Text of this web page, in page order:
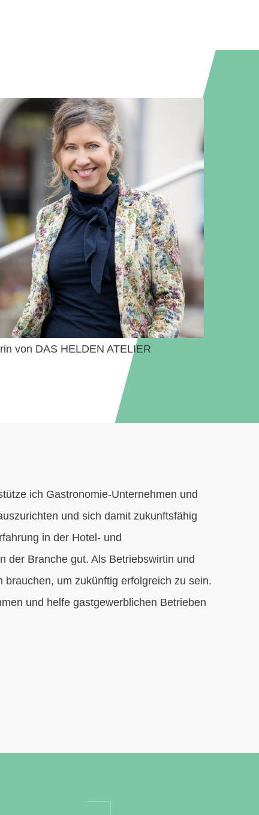
von DAS HELDEN ATELIER
ich Gastronomie-Unternehmen und
und sich damit zukunftsfähig
in der Hotel- und
der Branche gut. Als Betriebswirtin und
um zukünftig erfolgreich zu sein.
und helfe gastgewerblichen Betrieben